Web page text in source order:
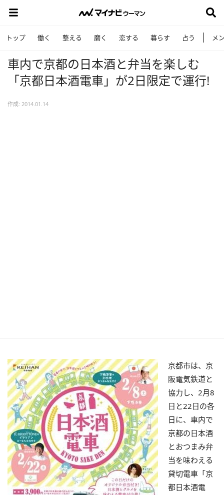
トップ 働く 整える 磨く 恋する 暮らす 占う メ
車内で京都の日本酒と弁当を楽しむ
「京都日本酒電車」が2日限定で運行!
作成: 2014.01.14
京都市は、京
阪電気鉄道と
協力し、2月8
日と22日の各
日に、車内で
京都の日本酒
とおつまみ弁
当を味わえる
貸切電車「京
都日本酒電